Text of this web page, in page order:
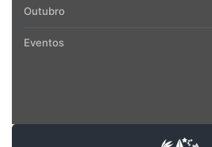
Outubro
Eventos